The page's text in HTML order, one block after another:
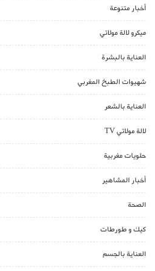
أخبار متنوعة
ميكرو لالة مولاتي
العناية بالبشرة
شهيوات الطبخ المغربي
العناية بالشعر
لالة مولاتي TV
حلويات مغربية
أخبار المشاهير
الصحة
كيك و طورطات
العناية بالجسم